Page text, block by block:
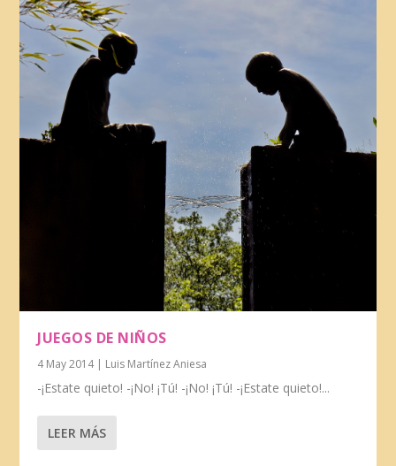
JUEGOS DE NIÑOS
4 May 2014| Luis Martínez Aniesa
-¡Estate quieto! -¡No! ¡Tú! -¡No! ¡Tú! -¡Estate quieto!...
LEER MÁS